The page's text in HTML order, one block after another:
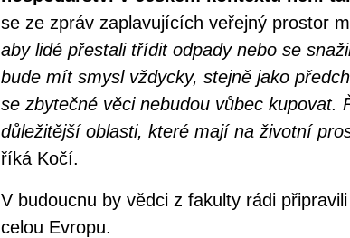
se ze zpráv zaplavujících veřejný prostor
aby lidé přestali třídit odpady nebo se
bude mít smysl vždycky, stejně jako
se zbytečné věci nebudou vůbec kupovat.
důležitější oblasti, které mají na životní
říká Kočí.
V budoucnu by vědci z fakulty rádi
celou Evropu.